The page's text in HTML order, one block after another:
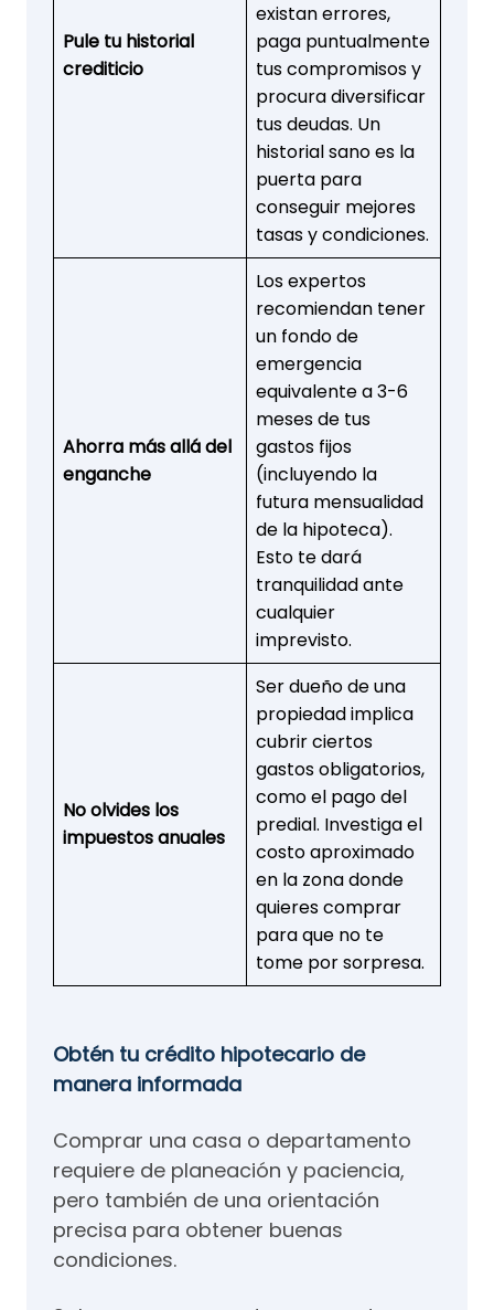
Pule tu historial
crediticio
existan errores,
paga puntualmente
tus compromisos y
procura diversificar
tus deudas. Un
historial sano es la
puerta para
conseguir mejores
tasas y condiciones.
Ahorra más allá del
enganche
Los expertos
recomiendan tener
un fondo de
emergencia
equivalente a 3-6
meses de tus
gastos fijos
(incluyendo la
futura mensualidad
de la hipoteca).
Esto te dará
tranquilidad ante
cualquier
imprevisto.
No olvides los
impuestos anuales
Ser dueño de una
propiedad implica
cubrir ciertos
gastos obligatorios,
como el pago del
predial. Investiga el
costo aproximado
en la zona donde
quieres comprar
para que no te
tome por sorpresa.
Obtén tu crédito hipotecario de
manera informada
Comprar una casa o departamento
requiere de planeación y paciencia,
pero también de una orientación
precisa para obtener buenas
condiciones.